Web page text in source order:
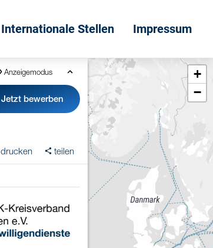
Internationale Stellen Impressum
Anzeigemodus
Jetzt bewerben
drucken teilen
+
−